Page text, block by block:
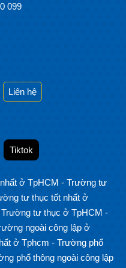
099
Liên hệ
Tiktok
ở TpHCM - Trường tư
tư thục tốt nhất ở
Trường tư thục ở TpHCM -
ngoài công lập ở
ở Tphcm - Trường phổ
phổ thông ngoài công lập